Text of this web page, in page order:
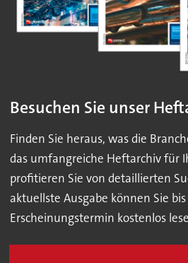
Besuchen Sie unser
Finden Sie heraus, was die
das umfangreiche Heftarchiv für
profitieren Sie von detaillierten
aktuellste Ausgabe können Sie
Erscheinungstermin kostenlos